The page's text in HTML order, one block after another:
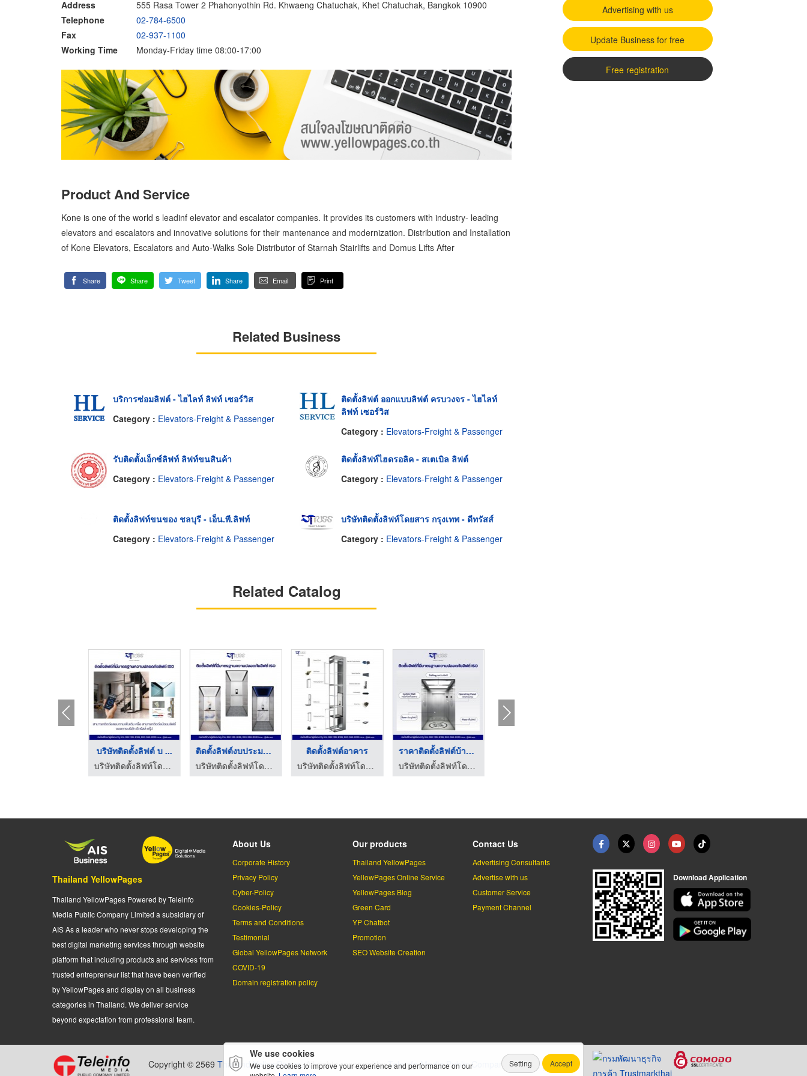
Address
555 Rasa Tower 2 Phahonyothin Rd. Khwaeng Chatuchak, Khet Chatuchak, Bangkok 10900
Telephone
02-784-6500
Fax
02-937-1100
Working Time
Monday-Friday time 08:00-17:00
Product And Service
Kone is one of the world s leadinf elevator and escalator companies. It provides its customers with industry- leading
elevators and escalators and innovative solutions for their mantenance and modernization. Distribution and Installation
of Kone Elevators, Escalators and Auto-Walks Sole Distributor of Starnah Stairlifts and Domus Lifts After
Share Share Tweet Share Email Print
Related Business
บริการซ่อมลิฟต์ - ไฮไลท์ ลิฟท์ เซอร์วิส
Category : Elevators-Freight & Passenger
ติดตั้งลิฟต์ ออกแบบลิฟต์ ครบวงจร - ไฮไลท์
ลิฟท์ เซอร์วิส
Category : Elevators-Freight & Passenger
รับติดตั้งเอ็กซ์ลิฟท์ ลิฟท์ขนสินค้า
Category : Elevators-Freight & Passenger
ติดตั้งลิฟท์ไฮดรอลิค - สเตเบิล ลิฟต์
Category : Elevators-Freight & Passenger
ติดตั้งลิฟท์ขนของ ชลบุรี - เอ็น.พี.ลิฟท์
Category : Elevators-Freight & Passenger
บริษัทติดตั้งลิฟท์โดยสาร กรุงเทพ - ดีทรัสส์
Category : Elevators-Freight & Passenger
Related Catalog
บริษัทติดตั้งลิฟต์ บ ...
บริษัทติดตั้งลิฟท์โดยสาร กรุงเทพ - ดีทรัสส์
ติดตั้งลิฟต์งบประมาณ ...
บริษัทติดตั้งลิฟท์โดยสาร กรุงเทพ - ดีทรัสส์
ติดตั้งลิฟต์อาคาร
บริษัทติดตั้งลิฟท์โดยสาร กรุงเทพ - ดีทรัสส์
ราคาติดตั้งลิฟต์บ้าน ...
บริษัทติดตั้งลิฟท์โดยสาร กรุงเทพ - ดีทรัสส์
Advertising with us
Update Business for free
Free registration
Thailand YellowPages
Thailand YellowPages Powered by Teleinfo
Media Public Company Limited a subsidiary of
AIS As a leader who never stops developing the
best digital marketing services through website
platform that including products and services from
trusted entrepreneur list that have been verified
by YellowPages and display on all business
categories in Thailand. We deliver service
beyond expectation from professional team.
About Us
Corporate History
Privacy Policy
Cyber-Policy
Cookies-Policy
Terms and Conditions
Testimonial
Global YellowPages Network
COVID-19
Domain registration policy
Our products
Thailand YellowPages
YellowPages Online Service
YellowPages Blog
Green Card
YP Chatbot
Promotion
SEO Website Creation
Contact Us
Advertising Consultants
Advertise with us
Customer Service
Payment Channel
Download Application
Copyright © 2569 Thailand YellowPages.All rights reserved byTeleinfo Media Public Company Limited.
We use cookies
We use cookies to improve your experience and performance on our
Setting Accept